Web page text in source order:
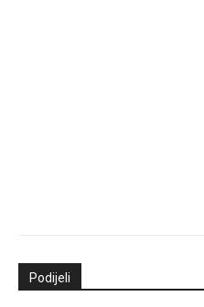
Podijeli